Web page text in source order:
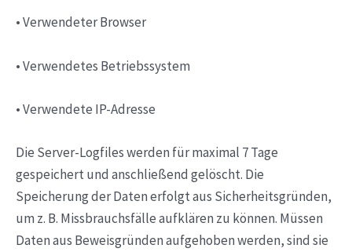
• Verwendeter Browser
• Verwendetes Betriebssystem
• Verwendete IP-Adresse
Die Server-Logfiles werden für maximal 7 Tage
gespeichert und anschließend gelöscht. Die
Speicherung der Daten erfolgt aus Sicherheitsgründen,
um z. B. Missbrauchsfälle aufklären zu können. Müssen
Daten aus Beweisgründen aufgehoben werden, sind sie